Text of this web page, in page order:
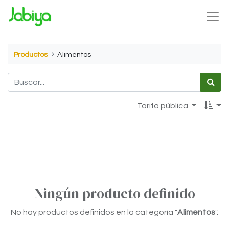
Productos Alimentos
Tarifa pública
Ningún producto definido
No hay productos definidos en la categoría "Alimentos".